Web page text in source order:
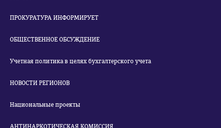
ПРОКУРАТУРА ИНФОРМИРУЕТ
ОБЩЕСТВЕННОЕ ОБСУЖДЕНИЕ
Учетная политика в целях бухгалтерского учета
НОВОСТИ РЕГИОНОВ
Национальные проекты
АНТИНАРКОТИЧЕСКАЯ КОМИССИЯ